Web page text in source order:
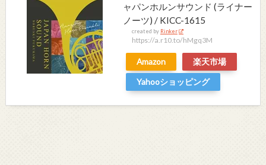
ャパンホルンサウンド (ライナー
ノーツ) / KICC-1615
created by Rinker
https://a.r10.to/hMgq3M
Amazon
楽天市場
Yahooショッピング